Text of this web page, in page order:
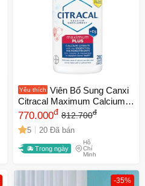
Yêu thích
Viên Bổ Sung Canxi
Citracal Maximum Calcium
Citrate D3 280 Viên - Hỗ Trợ
Xương Chắc Khỏe và Tăng
Cường Hấp Thu Vitamin D3
770.000đ 812.700đ
5 20 Đã bán
Trong ngày
Hồ
Chí
Minh
-35%